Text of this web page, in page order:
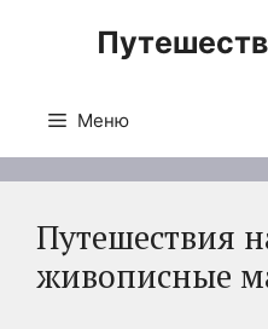
Меню
Путешествия
живописные